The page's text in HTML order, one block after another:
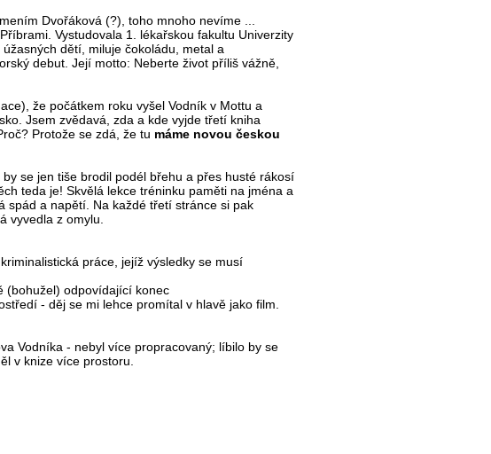
Dvořáková (?), toho mnoho nevíme ...
Vystudovala 1. lékařskou fakultu Univerzity
dětí, miluje čokoládu, metal a
debut. Její motto: Neberte život příliš vážně,
že počátkem roku vyšel Vodník v Mottu a
Jsem zvědavá, zda a kde vyjde třetí kniha
Protože se zdá, že tu máme novou českou
se jen tiše brodil podél břehu a přes husté rákosí
teda je! Skvělá lekce tréninku paměti na jména a
spád a napětí. Na každé třetí stránce si pak
vyvedla z omylu.
práce, jejíž výsledky se musí
(bohužel) odpovídající konec
- děj se mi lehce promítal v hlavě jako film.
Vodníka - nebyl více propracovaný; líbilo by se
v knize více prostoru.